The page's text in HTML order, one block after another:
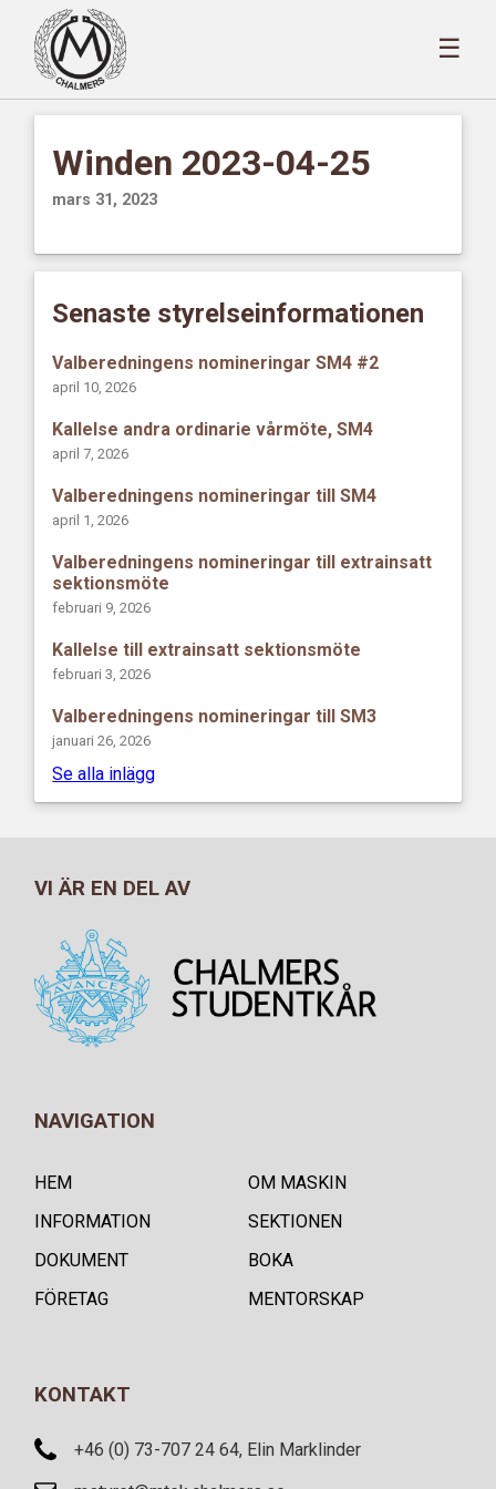
☰
Winden 2023-04-25
mars 31, 2023
Senaste styrelseinformationen
Valberedningens nomineringar SM4 #2
april 10, 2026
Kallelse andra ordinarie vårmöte, SM4
april 7, 2026
Valberedningens nomineringar till SM4
april 1, 2026
Valberedningens nomineringar till extrainsatt
sektionsmöte
februari 9, 2026
Kallelse till extrainsatt sektionsmöte
februari 3, 2026
Valberedningens nomineringar till SM3
januari 26, 2026
Se alla inlägg
VI ÄR EN DEL AV
NAVIGATION
HEM
OM MASKIN
INFORMATION
SEKTIONEN
DOKUMENT
BOKA
FÖRETAG
MENTORSKAP
KONTAKT
+46 (0) 73-707 24 64, Elin Marklinder